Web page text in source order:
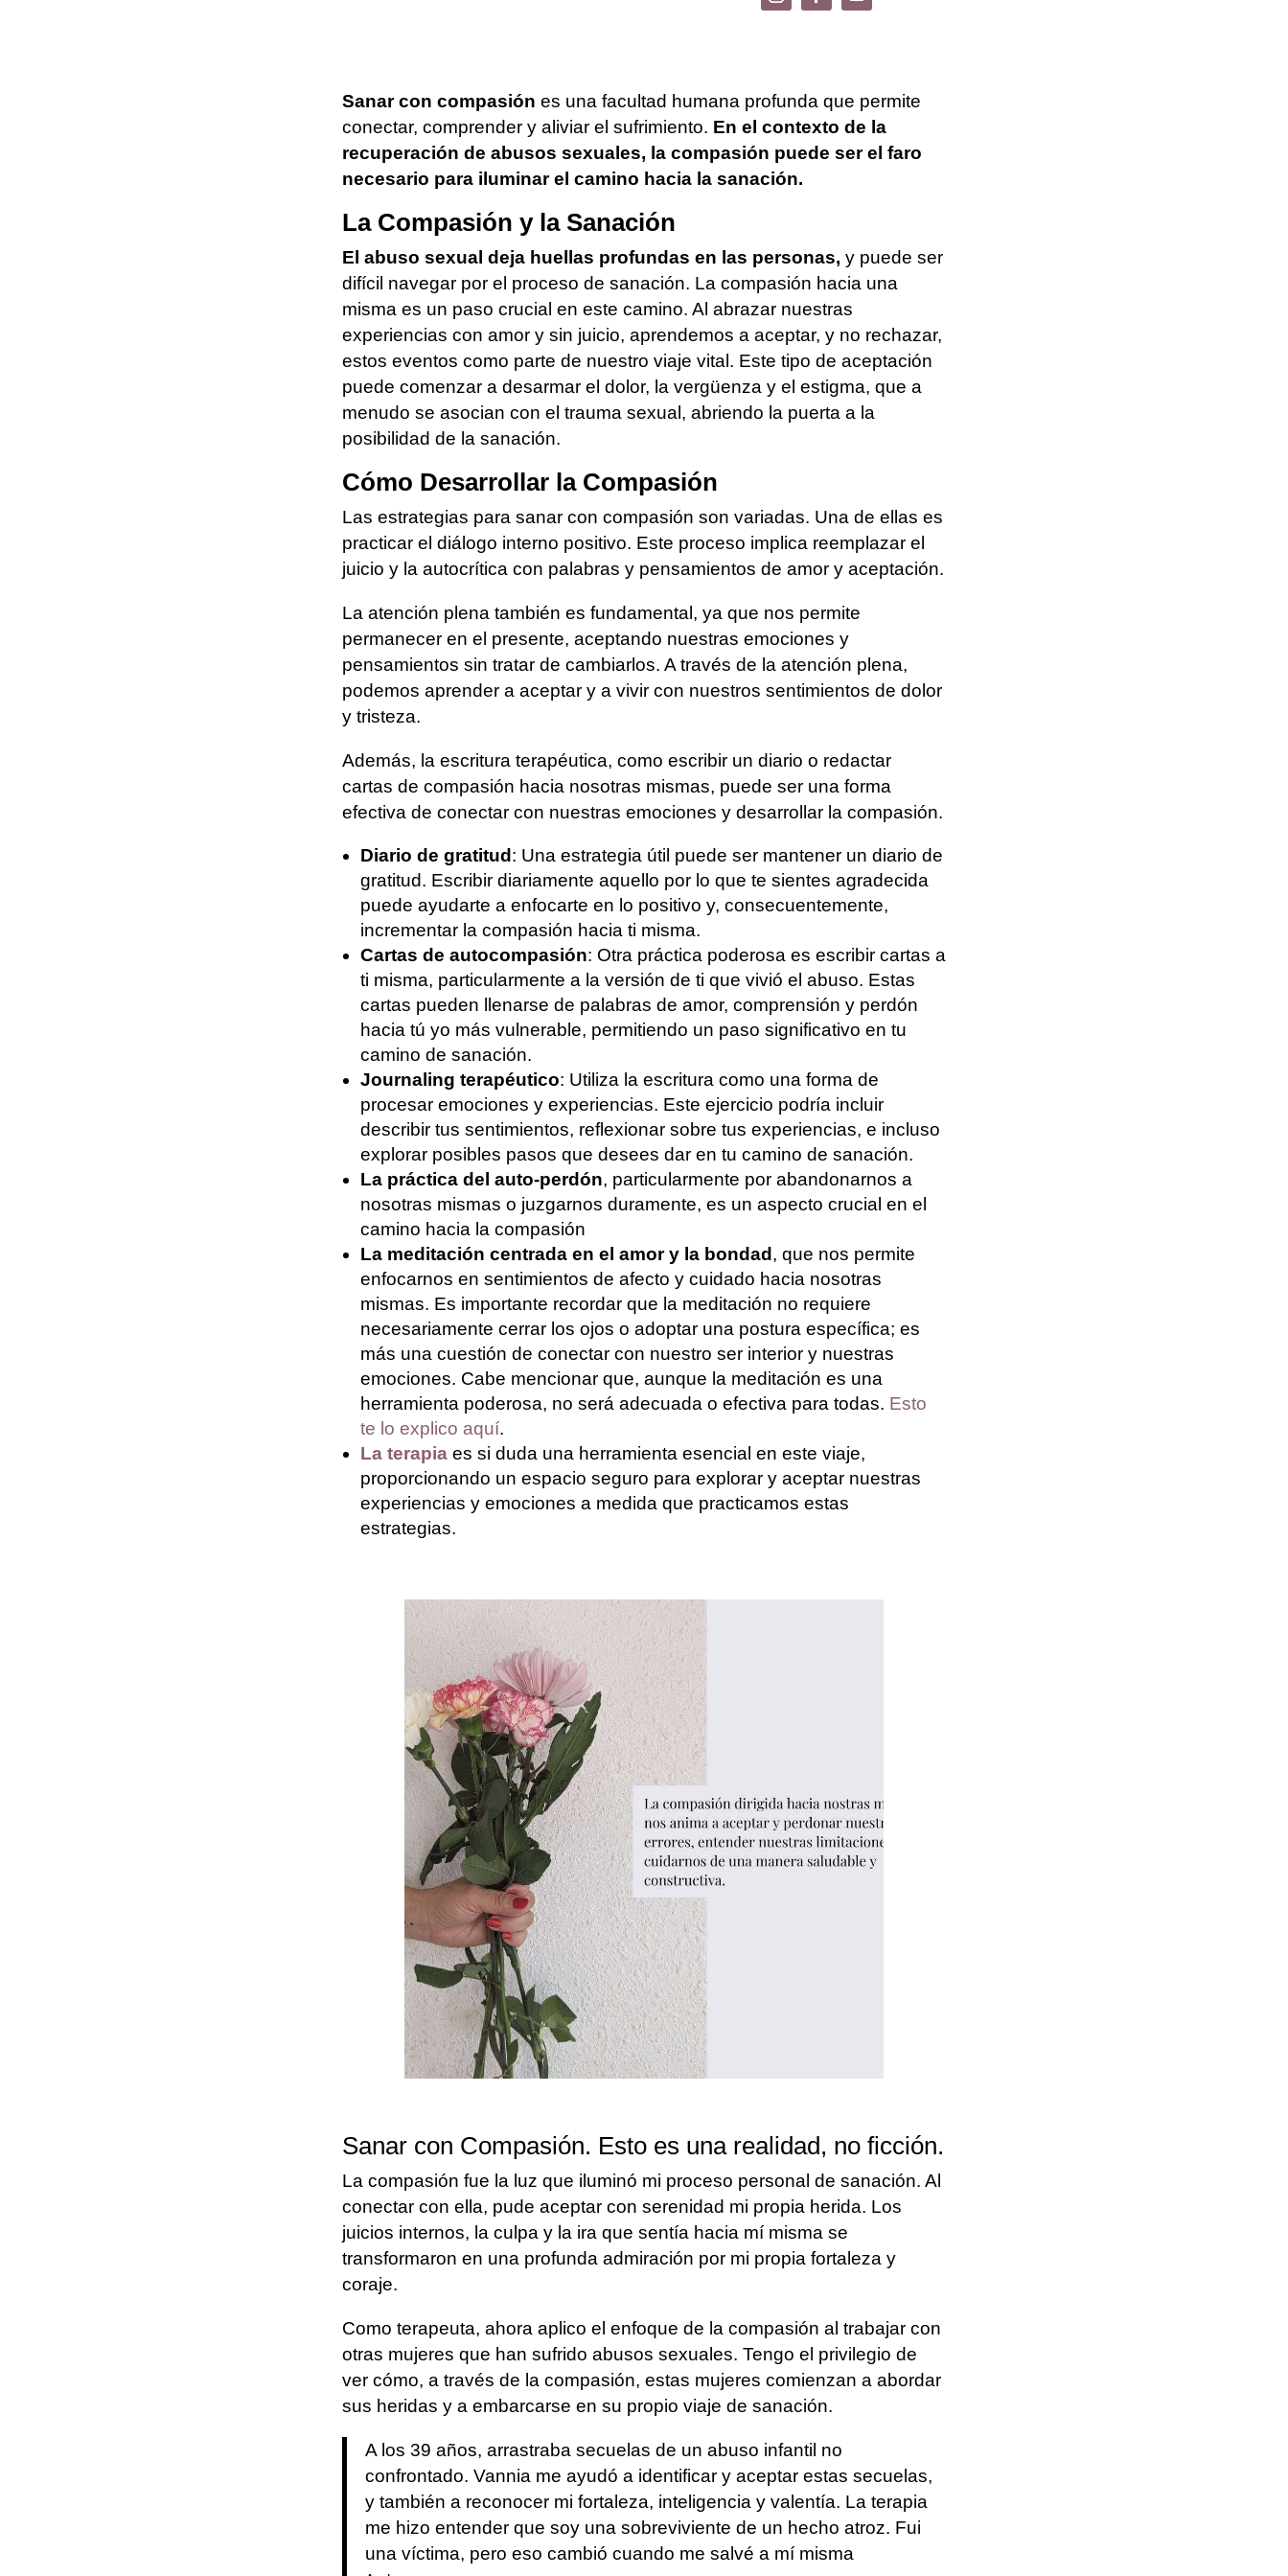
Sanar con compasión es una facultad humana profunda que permite
conectar, comprender y aliviar el sufrimiento. En el contexto de la
recuperación de abusos sexuales, la compasión puede ser el faro
necesario para iluminar el camino hacia la sanación.
La Compasión y la Sanación
El abuso sexual deja huellas profundas en las personas, y puede ser
difícil navegar por el proceso de sanación. La compasión hacia una
misma es un paso crucial en este camino. Al abrazar nuestras
experiencias con amor y sin juicio, aprendemos a aceptar, y no rechazar,
estos eventos como parte de nuestro viaje vital. Este tipo de aceptación
puede comenzar a desarmar el dolor, la vergüenza y el estigma, que a
menudo se asocian con el trauma sexual, abriendo la puerta a la
posibilidad de la sanación.
Cómo Desarrollar la Compasión
Las estrategias para sanar con compasión son variadas. Una de ellas es
practicar el diálogo interno positivo. Este proceso implica reemplazar el
juicio y la autocrítica con palabras y pensamientos de amor y aceptación.
La atención plena también es fundamental, ya que nos permite
permanecer en el presente, aceptando nuestras emociones y
pensamientos sin tratar de cambiarlos. A través de la atención plena,
podemos aprender a aceptar y a vivir con nuestros sentimientos de dolor
y tristeza.
Además, la escritura terapéutica, como escribir un diario o redactar
cartas de compasión hacia nosotras mismas, puede ser una forma
efectiva de conectar con nuestras emociones y desarrollar la compasión.
Diario de gratitud : Una estrategia útil puede ser mantener un diario de
gratitud. Escribir diariamente aquello por lo que te sientes agradecida
puede ayudarte a enfocarte en lo positivo y, consecuentemente,
incrementar la compasión hacia ti misma.
Cartas de autocompasión: Otra práctica poderosa es escribir cartas a
ti misma, particularmente a la versión de ti que vivió el abuso. Estas
cartas pueden llenarse de palabras de amor, comprensión y perdón
hacia tú yo más vulnerable, permitiendo un paso significativo en tu
camino de sanación.
Journaling terapéutico: Utiliza la escritura como una forma de
procesar emociones y experiencias. Este ejercicio podría incluir
describir tus sentimientos, reflexionar sobre tus experiencias, e incluso
explorar posibles pasos que desees dar en tu camino de sanación.
La práctica del auto-perdón, particularmente por abandonarnos a
nosotras mismas o juzgarnos duramente, es un aspecto crucial en el
camino hacia la compasión
La meditación centrada en el amor y la bondad , que nos permite
enfocarnos en sentimientos de afecto y cuidado hacia nosotras
mismas. Es importante recordar que la meditación no requiere
necesariamente cerrar los ojos o adoptar una postura específica; es
más una cuestión de conectar con nuestro ser interior y nuestras
emociones. Cabe mencionar que, aunque la meditación es una
herramienta poderosa, no será adecuada o efectiva para todas. Esto
te lo explico aquí.
La terapia es si duda una herramienta esencial en este viaje,
proporcionando un espacio seguro para explorar y aceptar nuestras
experiencias y emociones a medida que practicamos estas
estrategias.
Sanar con Compasión. Esto es una realidad, no ficción.
La compasión fue la luz que iluminó mi proceso personal de sanación. Al
conectar con ella, pude aceptar con serenidad mi propia herida. Los
juicios internos, la culpa y la ira que sentía hacia mí misma se
transformaron en una profunda admiración por mi propia fortaleza y
coraje.
Como terapeuta, ahora aplico el enfoque de la compasión al trabajar con
otras mujeres que han sufrido abusos sexuales. Tengo el privilegio de
ver cómo, a través de la compasión, estas mujeres comienzan a abordar
sus heridas y a embarcarse en su propio viaje de sanación.
A los 39 años, arrastraba secuelas de un abuso infantil no
confrontado. Vannia me ayudó a identificar y aceptar estas secuelas,
y también a reconocer mi fortaleza, inteligencia y valentía. La terapia
me hizo entender que soy una sobreviviente de un hecho atroz. Fui
una víctima, pero eso cambió cuando me salvé a mí misma